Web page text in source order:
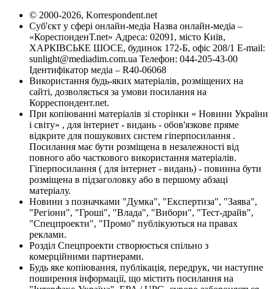
© 2000-2026, Korrespondent.net
Суб'єкт у сфері онлайн-медіа Назва онлайн-медіа –
«КореспонденТ.net» Адреса: 02091, місто Київ,
ХАРКІВСЬКЕ ШОСЕ, будинок 172-Б, офіс 208/1 E-mail:
sunlight@mediadim.com.ua Телефон: 044-205-43-00
Ідентифікатор медіа – R40-06068
Використання будь-яких матеріалів, розміщених на
сайті, дозволяється за умови посилання на
Корреспондент.net.
При копіюванні матеріалів зі сторінки « Новини України
і світу» , для інтернет - видань - обов'язкове пряме
відкрите для пошукових систем гіперпосилання .
Посилання має бути розміщена в незалежності від
повного або часткового використання матеріалів.
Гіперпосилання ( для інтернет - видань) - повинна бути
розміщена в підзаголовку або в першому абзаці
матеріалу.
Новини з позначками "Думка", "Експертиза", "Заява",
"Регіони", "Гроші", "Влада", "Вибори", "Тест-драйв",
"Спецпроекти", "Промо" публікуються на правах
реклами.
Розділ Спецпроекти створюється спільно з
комерційними партнерами.
Будь яке копіювання, публікація, передрук, чи наступне
поширення інформації, що містить посилання на